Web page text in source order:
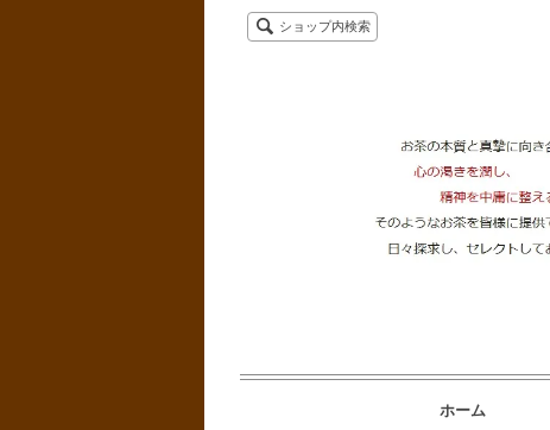
ショップ内検索
ホーム